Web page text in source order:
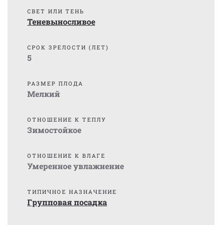
СВЕТ ИЛИ ТЕНЬ
Теневыносливое
СРОК ЗРЕЛОСТИ (ЛЕТ)
5
РАЗМЕР ПЛОДА
Мелкий
ОТНОШЕНИЕ К ТЕПЛУ
Зимостойкое
ОТНОШЕНИЕ К ВЛАГЕ
Умеренное увлажнение
ТИПИЧНОЕ НАЗНАЧЕНИЕ
Групповая посадка